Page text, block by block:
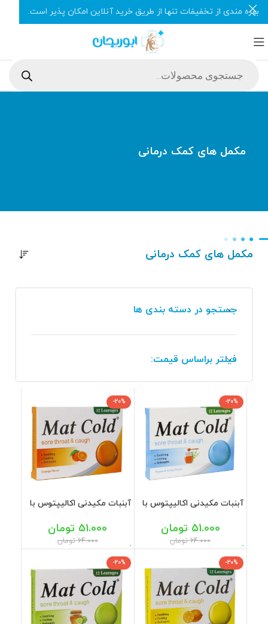
مکمل های کمک درمانی
مکمل های کمک درمانی
جستجو در دسته بندی ها
فیلتر براساس قیمت:
-20%
آبنبات مکیدنی اکالیپتوس با
64.000 تومان
51.000 تومان
-20%
آبنبات مکیدنی اکالیپتوس با
64.000 تومان
51.000 تومان
-20%
-20%
بهره مندی از تخفیفات تنها از طریق خرید آنلاین امکان پذیر است.